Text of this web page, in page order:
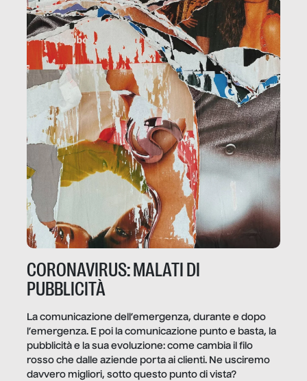
CORONAVIRUS: MALATI DI
PUBBLICITÀ
La comunicazione dell’emergenza, durante e dopo
l’emergenza. E poi la comunicazione punto e basta, la
pubblicità e la sua evoluzione: come cambia il filo
rosso che dalle aziende porta ai clienti. Ne usciremo
davvero migliori, sotto questo punto di vista?